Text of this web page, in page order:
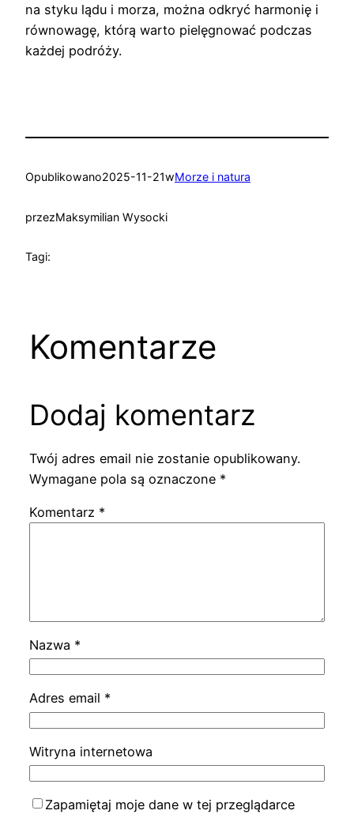
na styku lądu i morza, można odkryć harmonię i
równowagę, którą warto pielęgnować podczas
każdej podróży.
Opublikowano2025-11-21wMorze i natura
przezMaksymilian Wysocki
Tagi:
Komentarze
Dodaj komentarz
Twój adres email nie zostanie opublikowany.
Wymagane pola są oznaczone *
Komentarz *
Nazwa *
Adres email *
Witryna internetowa
Zapamiętaj moje dane w tej przeglądarce